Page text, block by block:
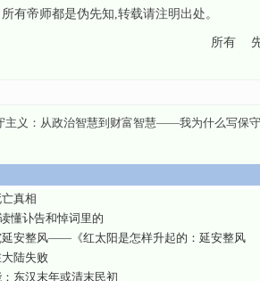
有帝师都是伪先知,转载请注明出处。
所有
主义：从政治智慧到财富智慧——我为什么写保
真相
懂讣告和悼词里的
延安整风——《红太阳是怎样升起的：延安整风
陆失败
东汉末年或清末民初